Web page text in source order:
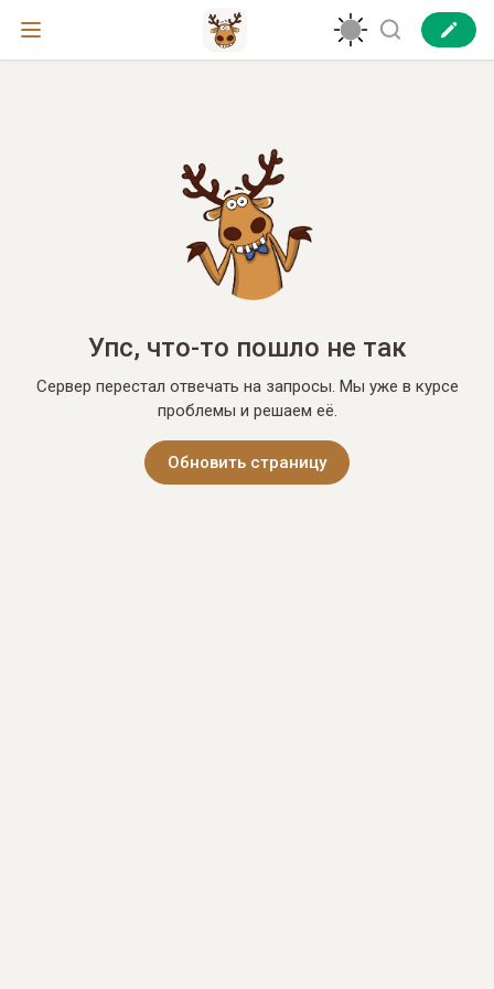
Упс, что-то пошло не так
Сервер перестал отвечать на запросы. Мы уже в курсе
проблемы и решаем её.
Обновить страницу